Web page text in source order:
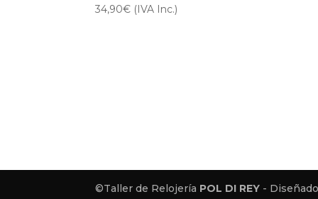
34,90€ (IVA Inc.)
©Taller de Relojería POL DI REY -